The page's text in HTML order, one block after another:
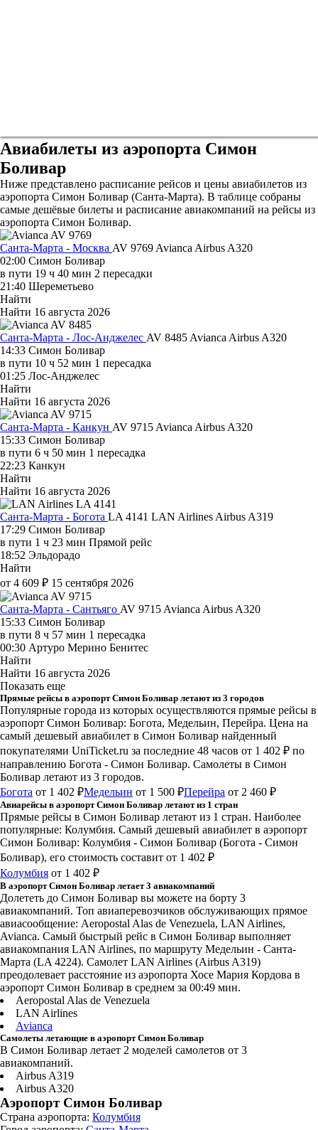
Авиабилеты из аэропорта Симон
Боливар
Ниже представлено расписание рейсов и цены авиабилетов из
аэропорта Симон Боливар (Санта-Марта). В таблице собраны
самые дешёвые билеты и расписание авиакомпаний на рейсы из
аэропорта Симон Боливар.
Санта-Марта - Москва AV 9769 Avianca Airbus A320
02:00 Симон Боливар
в пути 19 ч 40 мин 2 пересадки
21:40 Шереметьево
Найти
Найти 16 августа 2026
Санта-Марта - Лос-Анджелес AV 8485 Avianca Airbus A320
14:33 Симон Боливар
в пути 10 ч 52 мин 1 пересадка
01:25 Лос-Анджелес
Найти
Найти 16 августа 2026
Санта-Марта - Канкун AV 9715 Avianca Airbus A320
15:33 Симон Боливар
в пути 6 ч 50 мин 1 пересадка
22:23 Канкун
Найти
Найти 16 августа 2026
Санта-Марта - Богота LA 4141 LAN Airlines Airbus A319
17:29 Симон Боливар
в пути 1 ч 23 мин Прямой рейс
18:52 Эльдорадо
Найти
от 4 609 ₽ 15 сентября 2026
Санта-Марта - Сантьяго AV 9715 Avianca Airbus A320
15:33 Симон Боливар
в пути 8 ч 57 мин 1 пересадка
00:30 Артуро Мерино Бенитес
Найти
Найти 16 августа 2026
Показать еще
Прямые рейсы в аэропорт Симон Боливар летают из 3 городов
Популярные города из которых осуществляются прямые рейсы в
аэропорт Симон Боливар: Богота, Медельин, Перейра. Цена на
самый дешевый авиабилет в Симон Боливар найденный
покупателями UniTicket.ru за последние 48 часов от 1 402 ₽ по
направлению Богота - Симон Боливар. Самолеты в Симон
Боливар летают из 3 городов.
Богота от 1 402 ₽Медельин от 1 500 ₽Перейра от 2 460 ₽
Авиарейсы в аэропорт Симон Боливар летают из 1 стран
Прямые рейсы в Симон Боливар летают из 1 стран. Наиболее
популярные: Колумбия. Самый дешевый авиабилет в аэропорт
Симон Боливар: Колумбия - Симон Боливар (Богота - Симон
Боливар), его стоимость составит от 1 402 ₽
Колумбия от 1 402 ₽
В аэропорт Симон Боливар летает 3 авиакомпаний
Долететь до Симон Боливар вы можете на борту 3
авиакомпаний. Топ авиаперевозчиков обслуживающих прямое
авиасообщение: Aeropostal Alas de Venezuela, LAN Airlines,
Avianca. Самый быстрый рейс в Симон Боливар выполняет
авиакомпания LAN Airlines, по маршруту Медельин - Санта-
Марта (LA 4224). Самолет LAN Airlines (Airbus A319)
преодолевает расстояние из аэропорта Хосе Мария Кордова в
аэропорт Симон Боливар в среднем за 00:49 мин.
Aeropostal Alas de Venezuela
LAN Airlines
Avianca
Самолеты летающие в аэропорт Симон Боливар
В Симон Боливар летает 2 моделей самолетов от 3
авиакомпаний.
Airbus A319
Airbus A320
Аэропорт Симон Боливар
Страна аэропорта: Колумбия